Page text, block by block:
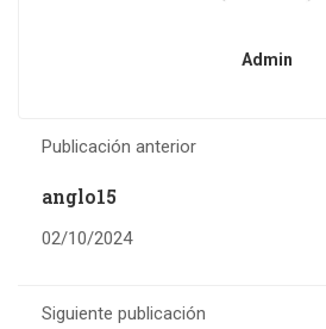
Admin
Publicación anterior
anglo15
02/10/2024
Siguiente publicación